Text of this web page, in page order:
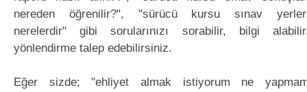
nereden öğrenilir?", "sürücü kursu sınav
nerelerdir" gibi sorularınızı sorabilir, bilgi
yönlendirme talep edebilirsiniz.
Eğer sizde; "ehliyet almak istiyorum ne